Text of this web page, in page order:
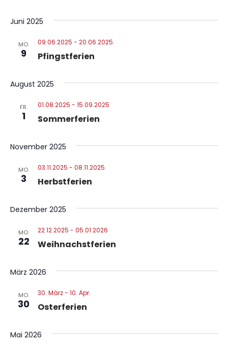
Juni 2025
MO.
9 Pfingstferien
09.06.2025 - 20.06.2025
August 2025
FR.
1 Sommerferien
01.08.2025 - 15.09.2025
November 2025
MO.
3 Herbstferien
03.11.2025 - 08.11.2025
Dezember 2025
MO.
22 Weihnachstferien
22.12.2025 - 05.01.2026
März 2026
MO.
30 Osterferien
30. März- 10. Apr.
Mai 2026